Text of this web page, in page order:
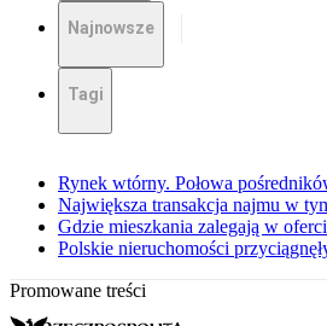
Najnowsze
Tagi
Rynek wtórny. Połowa
Największa transakcja najmu w
Gdzie mieszkania zalegają w
Polskie nieruchomości
Promowane treści